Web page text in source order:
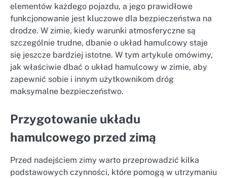
elementów każdego pojazdu, a jego prawidłowe
funkcjonowanie jest kluczowe dla bezpieczeństwa na
drodze. W zimie, kiedy warunki atmosferyczne są
szczególnie trudne, dbanie o układ hamulcowy staje
się jeszcze bardziej istotne. W tym artykule omówimy,
jak właściwie dbać o układ hamulcowy w zimie, aby
zapewnić sobie i innym użytkownikom dróg
maksymalne bezpieczeństwo.
Przygotowanie układu
hamulcowego przed zimą
Przed nadejściem zimy warto przeprowadzić kilka
podstawowych czynności, które pomogą w utrzymaniu